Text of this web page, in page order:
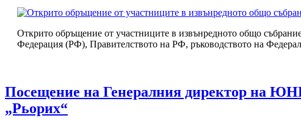
Открито обръщение от участниците в извънредното общо
Федерация (РФ), Правителството на РФ, ръководството на
Посещение на Генералния директор на
„Рьорих“